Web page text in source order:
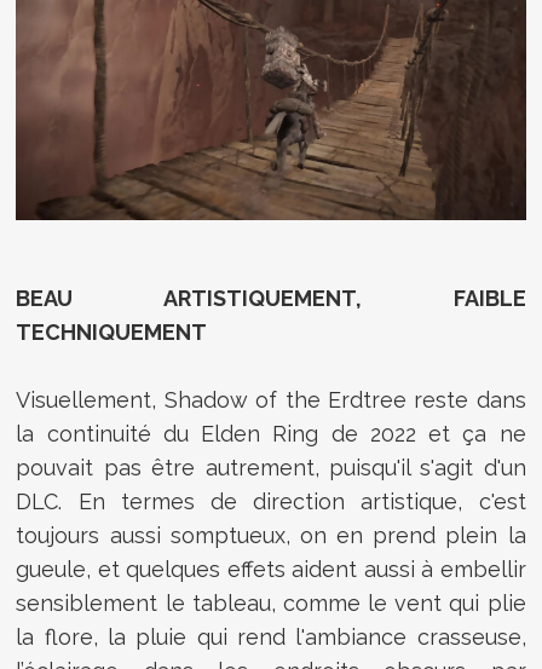
BEAU ARTISTIQUEMENT, FAIBLE
TECHNIQUEMENT
Visuellement, Shadow of the Erdtree reste dans
la continuité du Elden Ring de 2022 et ça ne
pouvait pas être autrement, puisqu'il s'agit d'un
DLC. En termes de direction artistique, c'est
toujours aussi somptueux, on en prend plein la
gueule, et quelques effets aident aussi à embellir
sensiblement le tableau, comme le vent qui plie
la flore, la pluie qui rend l'ambiance crasseuse,